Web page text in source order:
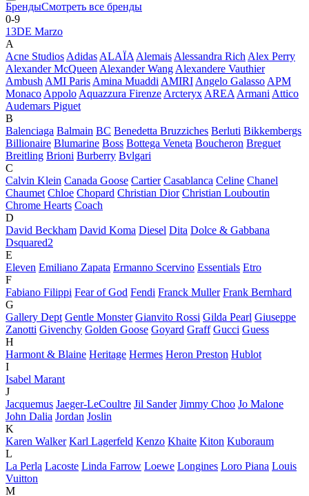
БрендыСмотреть все бренды
0-9
13DE Marzo
A
Acne StudiosAdidasALAÏAAlemaisAlessandra RichAlex Perry
Alexander McQueenAlexander WangAlexandere Vauthier
AmbushAMI ParisAmina MuaddiAMIRIAngelo GalassoAPM
MonacoAppoloAquazzura FirenzeArcteryxAREAArmaniAttico
Audemars Piguet
B
Balenciaga Balmain BC Benedetta Bruzziches Berluti Bikkembergs
Billionaire Blumarine Boss Bottega Veneta Boucheron Breguet
Breitling Brioni Burberry Bvlgari
C
Calvin Klein Canada Goose Cartier Casablanca Celine Chanel
Chaumet Chloe Chopard Christian Dior Christian Louboutin
Chrome Hearts Coach
D
David Beckham David Koma Diesel Dita Dolce & Gabbana
Dsquared2
E
Eleven Emiliano Zapata Ermanno Scervino Essentials Etro
F
Fabiano Filippi Fear of God Fendi Franck Muller Frank Bernhard
G
Gallery Dept Gentle Monster Gianvito Rossi Gilda Pearl Giuseppe
Zanotti Givenchy Golden Goose Goyard Graff Gucci Guess
H
Harmont & Blaine Heritage Hermes Heron Preston Hublot
I
Isabel Marant
J
Jacquemus Jaeger-LeCoultre Jil Sander Jimmy Choo Jo Malone
John Dalia Jordan Joslin
K
Karen Walker Karl Lagerfeld Kenzo Khaite Kiton Kuboraum
L
La Perla Lacoste Linda Farrow Loewe Longines Loro Piana Louis
Vuitton
M